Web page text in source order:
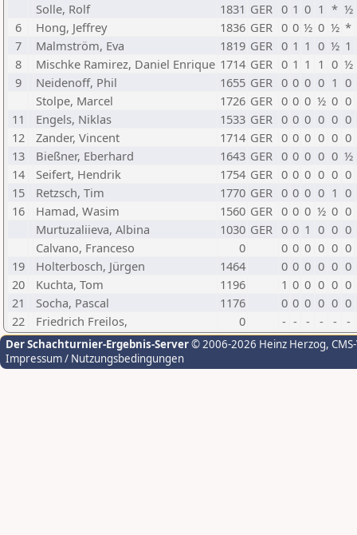
Solle, Rolf
1831 GER 0 1 0 1 * ½
6
Hong, Jeffrey 1836 GER 0 0 ½ 0 ½ *
7
Malmström, Eva 1819 GER 0 1 1 0 ½ 1
8
Mischke Ramirez, Daniel Enrique 1714 GER 0 1 1 1 0 ½
9
Neidenoff, Phil 1655 GER 0 0 0 0 1 0
Stolpe, Marcel
1726 GER 0 0 0 ½ 0 0
11
Engels, Niklas 1533 GER 0 0 0 0 0 0
12
Zander, Vincent 1714 GER 0 0 0 0 0 0
13
Bießner, Eberhard 1643 GER 0 0 0 0 0 ½
14
Seifert, Hendrik 1754 GER 0 0 0 0 0 0
15
Retzsch, Tim 1770 GER 0 0 0 0 1 0
16
Hamad, Wasim 1560 GER 0 0 0 ½ 0 0
Murtuzaliieva, Albina
1030 GER 0 0 1 0 0 0
Calvano, Franceso
0 0 0 0 0 0 0
19
Holterbosch, Jürgen 1464 0 0 0 0 0 0
20
Kuchta, Tom 1196 1 0 0 0 0 0
21
Socha, Pascal 1176 0 0 0 0 0 0
22
Friedrich Freilos, 0 - - - - - -
Der Schachturnier-Ergebnis-Server© 2006-2026 Heinz Herzog,
Impressum / Nutzungsbedingungen